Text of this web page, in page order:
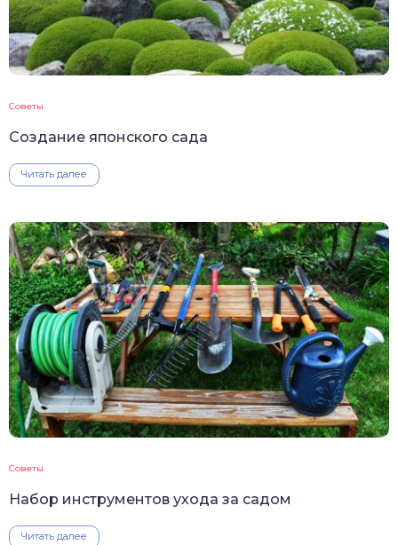
Советы
Создание японского сада
Читать далее
Советы
Набор инструментов ухода за садом
Читать далее